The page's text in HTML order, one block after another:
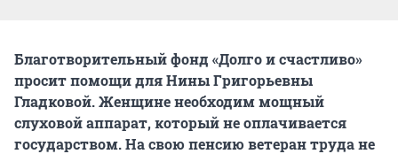
Благотворительный фонд «Долго и счастливо»
просит помощи для Нины Григорьевны
Гладковой. Женщине необходим мощный
слуховой аппарат, который не оплачивается
государством. На свою пенсию ветеран труда не